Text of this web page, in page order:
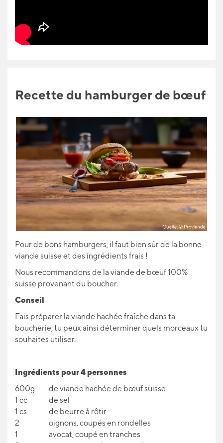
Recette du hamburger de bœuf
Pour de bons hamburgers, il faut bien sûr de la bonne
viande suisse et des ingrédients frais !
Nous recommandons de la viande de bœuf 100%
suisse provenant du boucher.
Conseil
Fais préparer la viande hachée fraîche dans ta
boucherie, tu peux ainsi déterminer quels morceaux tu
souhaites utiliser.
Ingrédients pour 4 personnes
600g
de viande hachée de bœuf suisse
1 cc
de sel
1 cs
de beurre à rôtir
2
oignons, coupés en rondelles
1
avocat, coupé en tranches